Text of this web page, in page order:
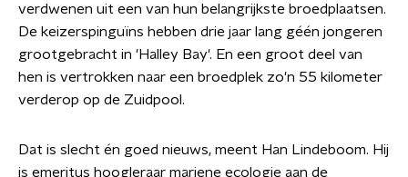
verdwenen uit een van hun belangrijkste broedplaatsen.
De keizerspinguïns hebben drie jaar lang géén jongeren
grootgebracht in 'Halley Bay'. En een groot deel van
hen is vertrokken naar een broedplek zo'n 55 kilometer
verderop op de Zuidpool.
Dat is slecht én goed nieuws, meent Han Lindeboom. Hij
is emeritus hoogleraar mariene ecologie aan de